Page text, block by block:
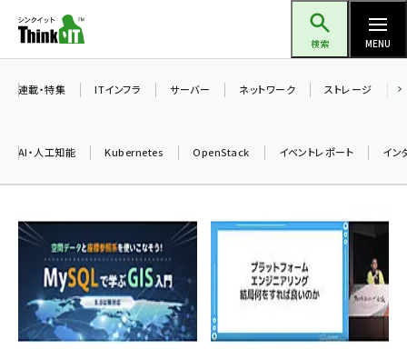
ン
ツ
検索 MENU
加藤銘のチーム貢献～仲間と築いた勝利の絆～ (2308)
iot女子会 (2273)
北海道をのんびり旅する晴山佳須夫のヒント集！ (2025)
drupal (1947)
連載・特集 ITインフラ サーバー ネットワーク ストレージ
AI・人工知能 Kubernetes OpenStack イベントレポート イン